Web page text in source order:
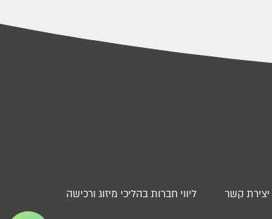
יצירת קשר ליווי חברות בהליכי מיזוג ורכישה